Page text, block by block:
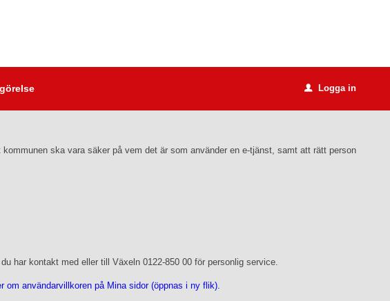
u Logga in
ska vara säker på vem det är som använder en e-tjänst, samt att rätt person
har kontakt med eller till Växeln 0122-850 00 för personlig service.
om användarvillkoren på Mina sidor (öppnas i ny flik).